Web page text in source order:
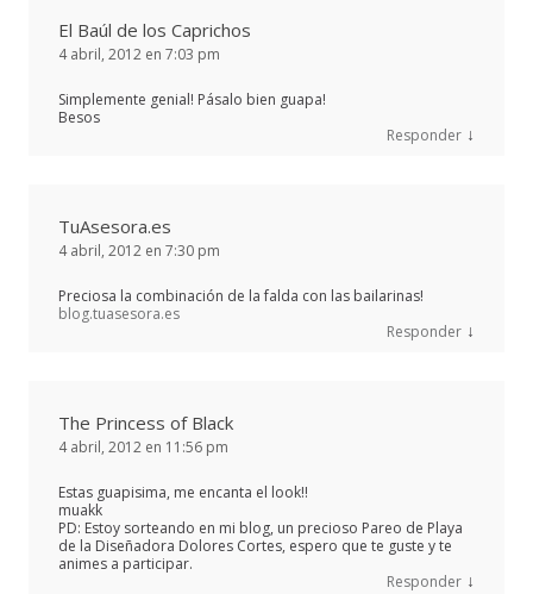
El Baúl de los Caprichos
4 abril, 2012 en 7:03 pm
Simplemente genial! Pásalo bien guapa!
Besos
Responder ↓
TuAsesora.es
4 abril, 2012 en 7:30 pm
Preciosa la combinación de la falda con las bailarinas!
blog.tuasesora.es
Responder ↓
The Princess of Black
4 abril, 2012 en 11:56 pm
Estas guapisima, me encanta el look!!
muakk
PD: Estoy sorteando en mi blog, un precioso Pareo de Playa
de la Diseñadora Dolores Cortes, espero que te guste y te
animes a participar.
Responder ↓